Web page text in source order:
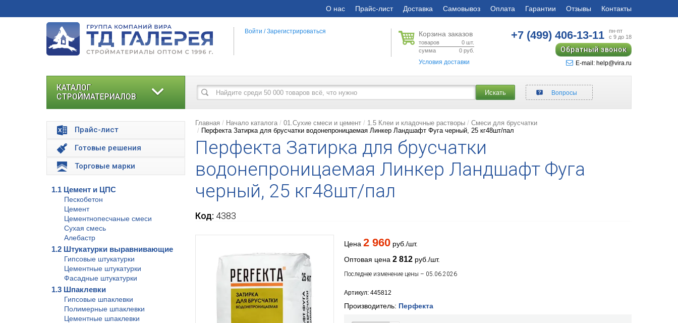
О нас Прайс-лист Доставка Самовывоз Оплата Гарантии Отзывы Контакты
Корзина заказов
товаров 0 шт.
сумма
0 руб.
Условия доставки
+7 (499)406-13-11
пн-пт
с 9 до 18
Обратный звонок
E-mail: help@vira.ru
Войти /Зарегистрироваться
КАТАЛОГ
СТРОЙМАТЕРИАЛОВ
Прайс-лист
Готовые решения
Торговые марки
1.1 Цемент и ЦПС
Пескобетон
Цемент
Цементнопесчаные смеси
Сухая смесь
Алебастр
1.2 Штукатурки выравнивающие
Гипсовые штукатурки
Цементные штукатурки
Фасадные штукатурки
1.3 Шпаклевки
Гипсовые шпаклевки
Полимерные шпаклевки
Цементные шпаклевки
Искать Вопросы
Главная Начало каталога 01.Сухие смеси и цемент 1.5 Клеи и кладочные растворы
Смеси для брусчатки
Перфекта Затирка для брусчатки водонепроницаемая Линкер Ландшафт Фуга черный, 25 кг48шт/пал
Перфекта Затирка для брусчатки
водонепроницаемая Линкер Ландшафт Фуга
черный, 25 кг48шт/пал
Код: 4383
Цена 2 960руб./шт.
Оптовая цена 2 812руб./шт.
Последнее изменение цены – 05.06.2026
Артикул: 445812
Производитель: Перфекта